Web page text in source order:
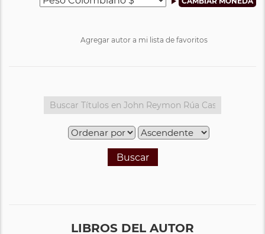
Agregar autor a mi lista de favoritos
Buscar
LIBROS DEL AUTOR